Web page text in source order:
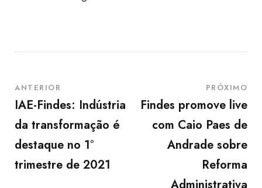
ANTERIOR
IAE-Findes: Indústria
da transformação é
destaque no 1°
trimestre de 2021
PRÓXIMO
Findes promove live
com Caio Paes de
Andrade sobre
Reforma
Administrativa